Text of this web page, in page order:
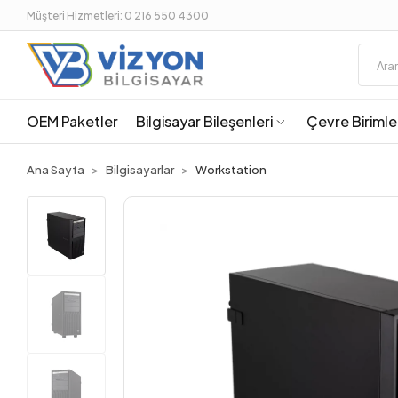
Müşteri Hizmetleri: 0 216 550 4300
OEM Paketler Bilgisayar Bileşenleri Çevre
Ana Sayfa Bilgisayarlar Workstation